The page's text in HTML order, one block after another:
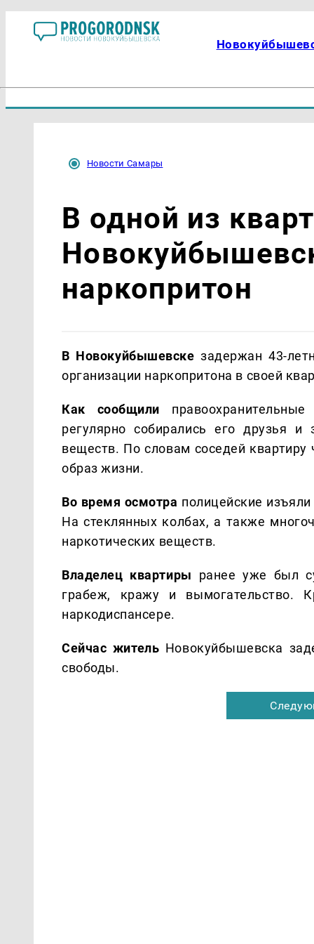
Новости Самары
В одной из
наркопритон
В Новокуйбышевске задержан 43-
организации наркопритона в своей
Как сообщили
регулярно собирались его друзья и
веществ. По словам соседей
образ жизни.
Во время осмотра полицейские
На стеклянных колбах, а также
наркотических веществ.
Владелец квартиры ранее уже был
грабеж, кражу и вымогательство.
наркодиспансере.
Сейчас житель Новокуйбышевска
свободы.